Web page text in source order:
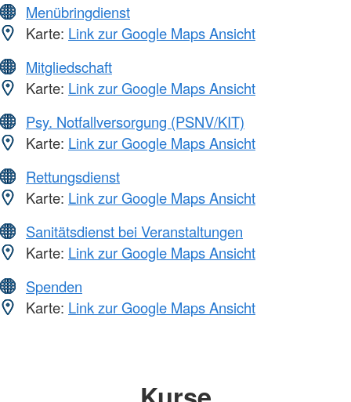
Menübringdienst
Karte: Link zur Google Maps Ansicht
Mitgliedschaft
Karte: Link zur Google Maps Ansicht
Psy. Notfallversorgung (PSNV/KIT)
Karte: Link zur Google Maps Ansicht
Rettungsdienst
Karte: Link zur Google Maps Ansicht
Sanitätsdienst bei Veranstaltungen
Karte: Link zur Google Maps Ansicht
Spenden
Karte: Link zur Google Maps Ansicht